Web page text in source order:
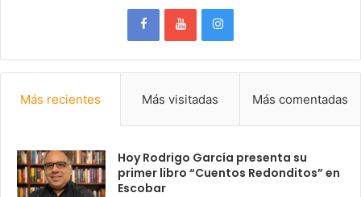
Más recientes Más visitadas Más comentadas
Hoy Rodrigo García presenta su
primer libro “Cuentos Redonditos” en
Escobar